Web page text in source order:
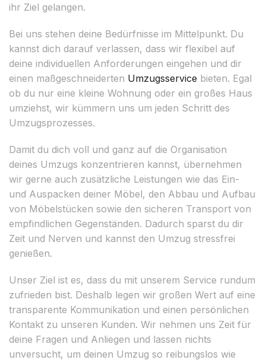
ihr Ziel gelangen.
Bei uns stehen deine Bedürfnisse im Mittelpunkt. Du
kannst dich darauf verlassen, dass wir flexibel auf
deine individuellen Anforderungen eingehen und dir
einen maßgeschneiderten Umzugsservice bieten. Egal
ob du nur eine kleine Wohnung oder ein großes Haus
umziehst, wir kümmern uns um jeden Schritt des
Umzugsprozesses.
Damit du dich voll und ganz auf die Organisation
deines Umzugs konzentrieren kannst, übernehmen
wir gerne auch zusätzliche Leistungen wie das Ein-
und Auspacken deiner Möbel, den Abbau und Aufbau
von Möbelstücken sowie den sicheren Transport von
empfindlichen Gegenständen. Dadurch sparst du dir
Zeit und Nerven und kannst den Umzug stressfrei
genießen.
Unser Ziel ist es, dass du mit unserem Service rundum
zufrieden bist. Deshalb legen wir großen Wert auf eine
transparente Kommunikation und einen persönlichen
Kontakt zu unseren Kunden. Wir nehmen uns Zeit für
deine Fragen und Anliegen und lassen nichts
unversucht, um deinen Umzug so reibungslos wie